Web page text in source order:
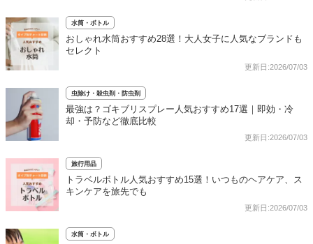
水筒・ボトル
おしゃれ水筒おすすめ28選！大人女子に人気なブランドも
セレクト
更新日:2026/07/03
虫除け・殺虫剤・防虫剤
最強は？ゴキブリスプレー人気おすすめ17選｜即効・冷
却・予防など徹底比較
更新日:2026/07/03
旅行用品
トラベルボトル人気おすすめ15選！いつものヘアケア、ス
キンケアを旅先でも
更新日:2026/07/03
水筒・ボトル